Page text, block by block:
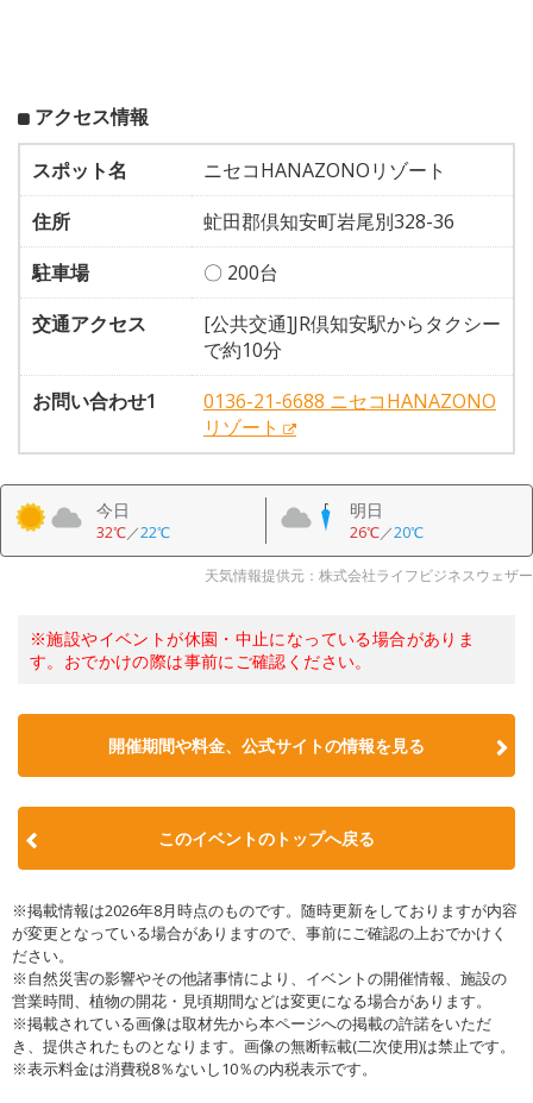
アクセス情報
スポット名
ニセコHANAZONOリゾート
住所
虻田郡倶知安町岩尾別328-36
駐車場
〇 200台
交通アクセス
[公共交通]JR倶知安駅からタクシー
で約10分
お問い合わせ1
0136-21-6688 ニセコHANAZONO
リゾート
今日
32℃／22℃
明日
26℃／20℃
天気情報提供元：株式会社ライフビジネスウェザー
※施設やイベントが休園・中止になっている場合がありま
す。おでかけの際は事前にご確認ください。
開催期間や料金、公式サイトの情報を見る
このイベントのトップへ戻る
※掲載情報は2026年8月時点のものです。随時更新をしておりますが内容
が変更となっている場合がありますので、事前にご確認の上おでかけく
ださい。
※自然災害の影響やその他諸事情により、イベントの開催情報、施設の
営業時間、植物の開花・見頃期間などは変更になる場合があります。
※掲載されている画像は取材先から本ページへの掲載の許諾をいただ
き、提供されたものとなります。画像の無断転載(二次使用)は禁止です。
※表示料金は消費税8％ないし10％の内税表示です。